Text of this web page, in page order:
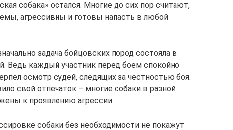
собака» остался. Многие до сих пор считают,
агрессивны и готовы напасть в любой
задача бойцовских пород состояла в
Ведь каждый участник перед боем спокойно
осмотр судей, следящих за честностью боя.
свой отпечаток – многие собаки в разной
к проявлению агрессии.
собаки без необходимости не покажут